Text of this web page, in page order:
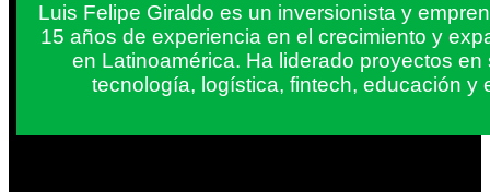
Luis Felipe Giraldo es un inversionista y
15 años de experiencia en el crecimiento y
en Latinoamérica. Ha liderado proyectos en
tecnología, logística, fintech, educación y